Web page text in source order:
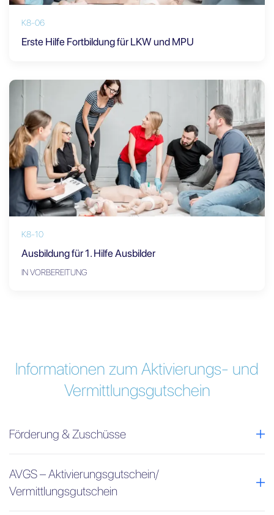
K8-06
Erste Hilfe Fortbildung für LKW und MPU
K8-10
Ausbildung für 1. Hilfe Ausbilder
IN VORBEREITUNG
Informationen zum Aktivierungs- und
Vermittlungsgutschein
Förderung & Zuschüsse
AVGS – Aktivierungsgutschein/
Vermittlungsgutschein